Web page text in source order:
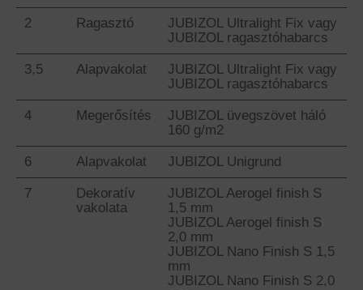
2 Ragasztó
JUBIZOL Ultralight Fix vagy
JUBIZOL ragasztóhabarcs
3,5 Alapvakolat
JUBIZOL Ultralight Fix vagy
JUBIZOL ragasztóhabarcs
4 Megerősítés
JUBIZOL üvegszövet háló
160 g/m2
6 Alapvakolat JUBIZOL Unigrund
7
Dekoratív
vakolata
JUBIZOL Aerogel finish S
1,5 mm
JUBIZOL Aerogel finish S
2,0 mm
JUBIZOL Nano Finish S 1,5
mm
JUBIZOL Nano Finish S 2,0